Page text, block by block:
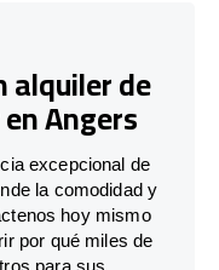
alquiler de
Angers
excepcional de
la comodidad y
hoy mismo
por qué miles de
para sus